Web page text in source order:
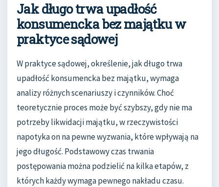
Jak długo trwa upadłość
konsumencka bez majątku w
praktyce sądowej
W praktyce sądowej, określenie, jak długo trwa
upadłość konsumencka bez majątku, wymaga
analizy różnych scenariuszy i czynników. Choć
teoretycznie proces może być szybszy, gdy nie ma
potrzeby likwidacji majątku, w rzeczywistości
napotyka on na pewne wyzwania, które wpływają na
jego długość. Podstawowy czas trwania
postępowania można podzielić na kilka etapów, z
których każdy wymaga pewnego nakładu czasu.